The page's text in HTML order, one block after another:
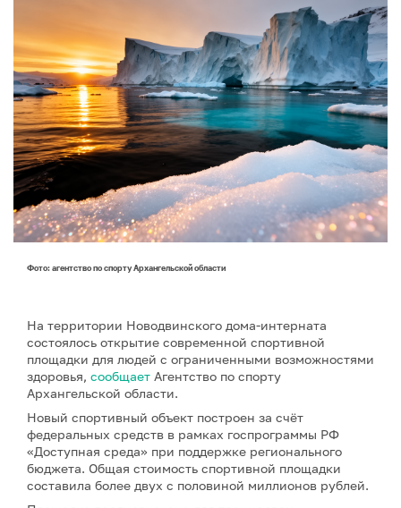
Фото: агентство по спорту Архангельской области
На территории Новодвинского дома-интерната
состоялось открытие современной спортивной
площадки для людей с ограниченными возможностями
здоровья, сообщает Агентство по спорту
Архангельской области.
Новый спортивный объект построен за счёт
федеральных средств в рамках госпрограммы РФ
«Доступная среда» при поддержке регионального
бюджета. Общая стоимость спортивной площадки
составила более двух с половиной миллионов рублей.